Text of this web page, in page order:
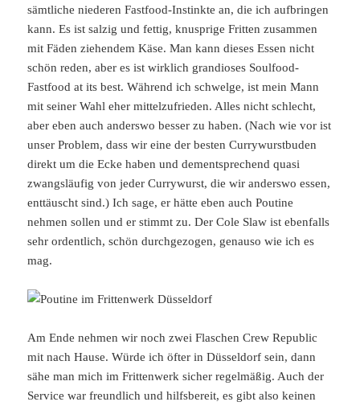
sämtliche niederen Fastfood-Instinkte an, die ich aufbringen
kann. Es ist salzig und fettig, knusprige Fritten zusammen
mit Fäden ziehendem Käse. Man kann dieses Essen nicht
schön reden, aber es ist wirklich grandioses Soulfood-
Fastfood at its best. Während ich schwelge, ist mein Mann
mit seiner Wahl eher mittelzufrieden. Alles nicht schlecht,
aber eben auch anderswo besser zu haben. (Nach wie vor ist
unser Problem, dass wir eine der besten Currywurstbuden
direkt um die Ecke haben und dementsprechend quasi
zwangsläufig von jeder Currywurst, die wir anderswo essen,
enttäuscht sind.) Ich sage, er hätte eben auch Poutine
nehmen sollen und er stimmt zu. Der Cole Slaw ist ebenfalls
sehr ordentlich, schön durchgezogen, genauso wie ich es
mag.
Am Ende nehmen wir noch zwei Flaschen Crew Republic
mit nach Hause. Würde ich öfter in Düsseldorf sein, dann
sähe man mich im Frittenwerk sicher regelmäßig. Auch der
Service war freundlich und hilfsbereit, es gibt also keinen